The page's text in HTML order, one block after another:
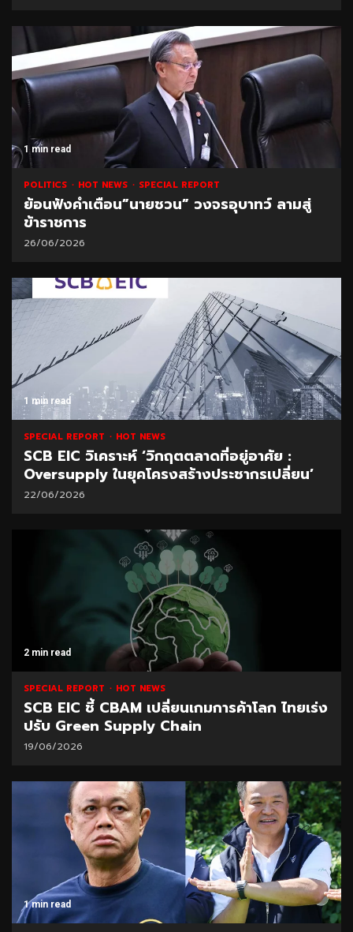
1 min read
POLITICS HOT NEWS SPECIAL REPORT
ย้อนฟังคำเตือน”นายชวน” วงจรอุบาทว์ ลามสู่
ข้าราชการ
26/06/2026
1 min read
SPECIAL REPORT HOT NEWS
SCB EIC วิเคราะห์ ‘วิกฤตตลาดที่อยู่อาศัย :
Oversupply ในยุคโครงสร้างประชากรเปลี่ยน’
22/06/2026
2 min read
SPECIAL REPORT HOT NEWS
SCB EIC ชี้ CBAM เปลี่ยนเกมการค้าโลก ไทยเร่ง
ปรับ Green Supply Chain
19/06/2026
1 min read